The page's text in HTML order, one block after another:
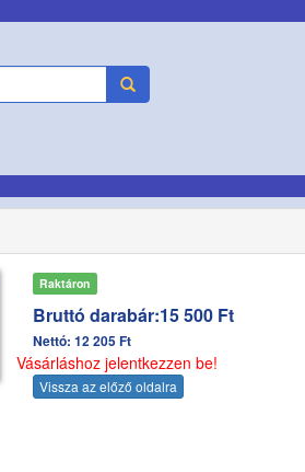
Raktáron
Bruttó darabár:15 500 Ft
Nettó: 12 205 Ft
Vásárláshoz jelentkezzen be!
Vissza az előző oldalra